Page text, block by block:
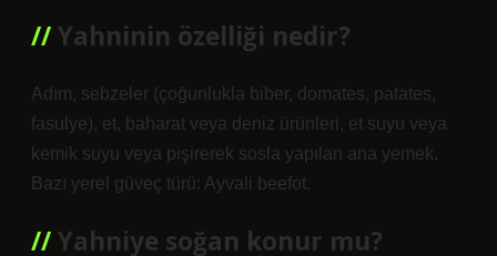
Yahninin özelliği nedir?
Adım, sebzeler (çoğunlukla biber, domates, patates,
fasulye), et, baharat veya deniz ürünleri, et suyu veya
kemik suyu veya pişirerek sosla yapılan ana yemek.
Bazı yerel güveç türü: Ayvali beefot.
Yahniye soğan konur mu?